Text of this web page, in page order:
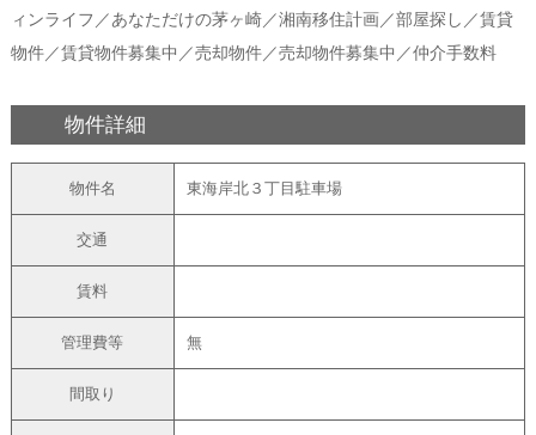
ィンライフ／あなただけの茅ヶ崎／湘南移住計画／部屋探し／賃貸
物件／賃貸物件募集中／売却物件／売却物件募集中／仲介手数料
物件詳細
物件名 東海岸北３丁目駐車場
交通
賃料
管理費等 無
間取り